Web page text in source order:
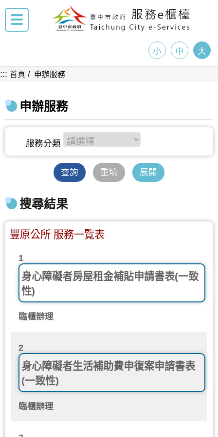
小 中 大
::: 首頁 申辦服務
申辦服務
查詢 重填 展開
搜尋結果
豐原公所 服務一覽表
1
身心障礙者房屋租金補貼申請書表(一致
性)
臨櫃辦理
2
身心障礙者生活補助費申復案申請書表
(一致性)
臨櫃辦理